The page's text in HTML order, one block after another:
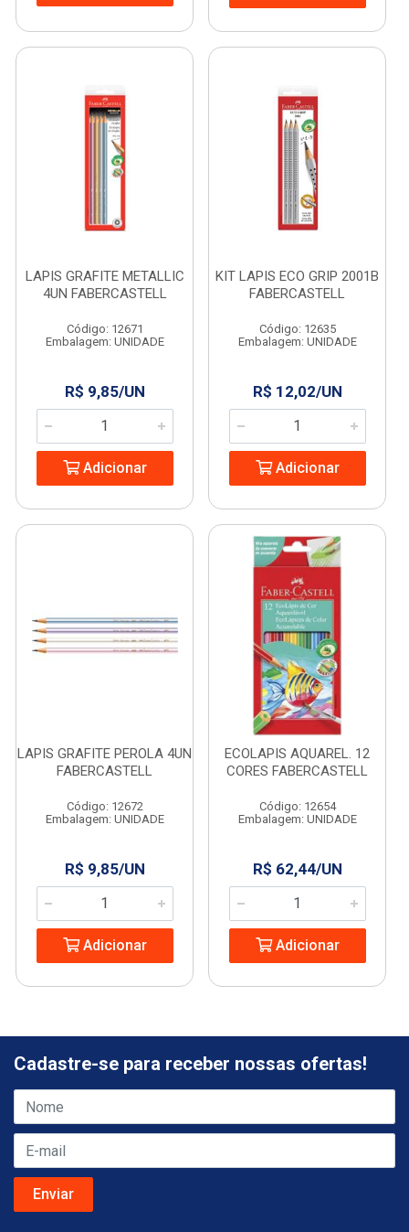
LAPIS GRAFITE METALLIC
4UN FABERCASTELL
Código: 12671
Embalagem: UNIDADE
R$ 9,85/UN
Adicionar
KIT LAPIS ECO GRIP 2001B
FABERCASTELL
Código: 12635
Embalagem: UNIDADE
R$ 12,02/UN
Adicionar
LAPIS GRAFITE PEROLA 4UN
FABERCASTELL
Código: 12672
Embalagem: UNIDADE
R$ 9,85/UN
Adicionar
ECOLAPIS AQUAREL. 12
CORES FABERCASTELL
Código: 12654
Embalagem: UNIDADE
R$ 62,44/UN
Adicionar
Cadastre-se para receber nossas ofertas!